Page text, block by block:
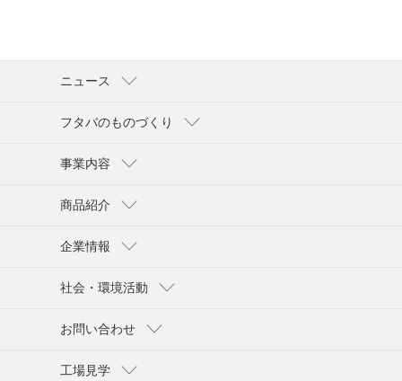
ニュース
フタバのものづくり
事業内容
商品紹介
企業情報
社会・環境活動
お問い合わせ
工場見学